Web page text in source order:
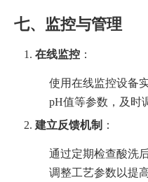
七、监控与管理
在线监控 ：
使用在线监控设备
pH值等参数，及时
建立反馈机制 ：
通过定期检查酸洗
调整工艺参数以提